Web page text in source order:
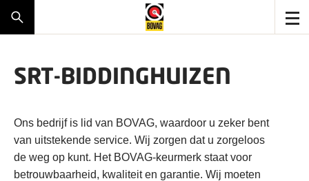
SRT-BIDDINGHUIZEN
Ons bedrijf is lid van BOVAG, waardoor u zeker bent
van uitstekende service. Wij zorgen dat u zorgeloos
de weg op kunt. Het BOVAG-keurmerk staat voor
betrouwbaarheid, kwaliteit en garantie. Wij moeten